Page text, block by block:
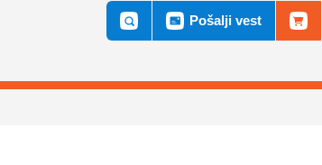
Pošalji vest